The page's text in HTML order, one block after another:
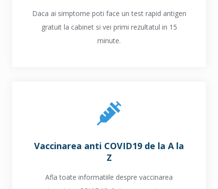
Daca ai simptome poti face un test rapid antigen
gratuit la cabinet si vei primi rezultatul in 15
minute.
Vaccinarea anti COVID19 de la A la
Z
Afla toate informatiile despre vaccinarea